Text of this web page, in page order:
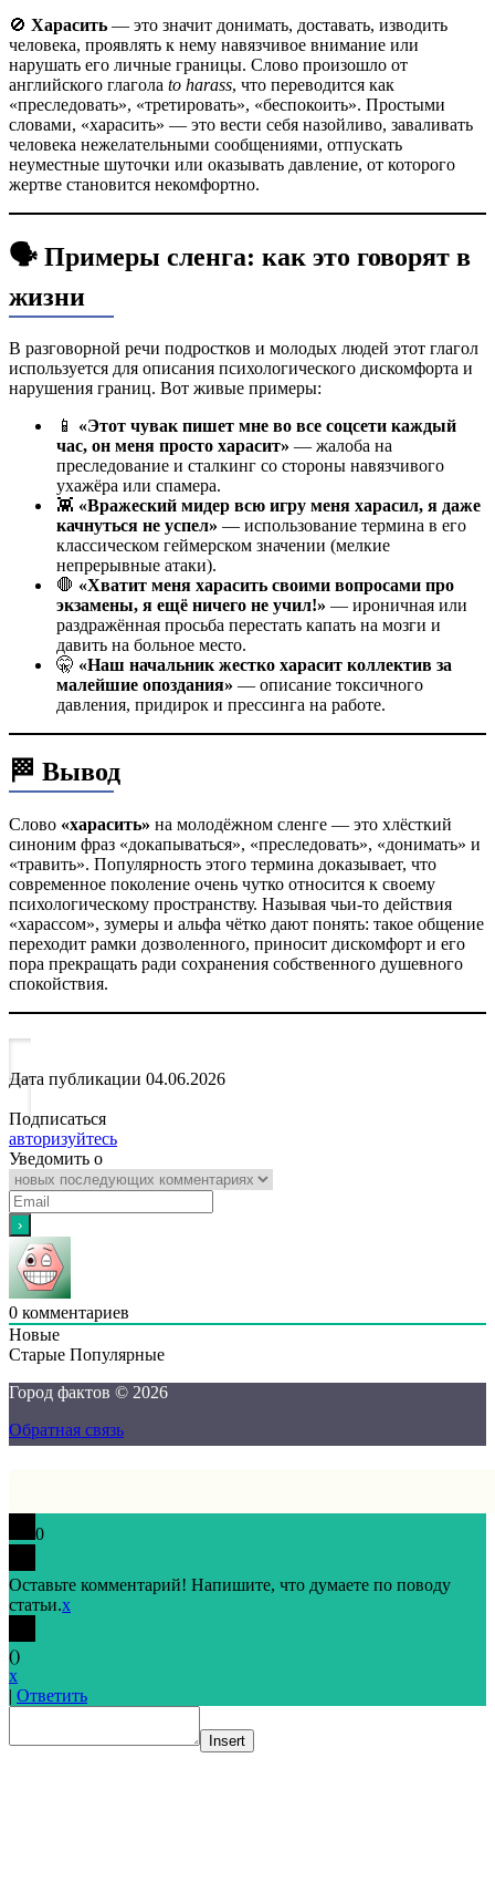
🚫 Харасить — это значит донимать, доставать, изводить
человека, проявлять к нему навязчивое внимание или
нарушать его личные границы. Слово произошло от
английского глагола to harass, что переводится как
«преследовать», «третировать», «беспокоить». Простыми
словами, «харасить» — это вести себя назойливо, заваливать
человека нежелательными сообщениями, отпускать
неуместные шуточки или оказывать давление, от которого
жертве становится некомфортно.
🗣️ Примеры сленга: как это говорят в
жизни
В разговорной речи подростков и молодых людей этот глагол
используется для описания психологического дискомфорта и
нарушения границ. Вот живые примеры:
📱 «Этот чувак пишет мне во все соцсети каждый
час, он меня просто харасит» — жалоба на
преследование и сталкинг со стороны навязчивого
ухажёра или спамера.
👾 «Вражеский мидер всю игру меня харасил, я даже
качнуться не успел» — использование термина в его
классическом геймерском значении (мелкие
непрерывные атаки).
🛑 «Хватит меня харасить своими вопросами про
экзамены, я ещё ничего не учил!» — ироничная или
раздражённая просьба перестать капать на мозги и
давить на больное место.
🤫 «Наш начальник жестко харасит коллектив за
малейшие опоздания» — описание токсичного
давления, придирок и прессинга на работе.
🏁 Вывод
Слово «харасить» на молодёжном сленге — это хлёсткий
синоним фраз «докапываться», «преследовать», «донимать» и
«травить». Популярность этого термина доказывает, что
современное поколение очень чутко относится к своему
психологическому пространству. Называя чьи-то действия
«харассом», зумеры и альфа чётко дают понять: такое общение
переходит рамки дозволенного, приносит дискомфорт и его
пора прекращать ради сохранения собственного душевного
спокойствия.
Дата публикации 04.06.2026
Подписаться
авторизуйтесь
Уведомить о
0 комментариев
Новые
Старые Популярные
Город фактов © 2026
Обратная связь
0
Оставьте комментарий! Напишите, что думаете по поводу
статьи.x
()
x
| Ответить
Insert